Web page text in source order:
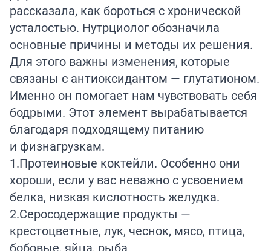
рассказала, как бороться с хронической
усталостью. Нутрциолог обозначила
основные причины и методы их решения.
Для этого важны изменения, которые
связаны с антиоксидантом — глутатионом.
Именно он помогает нам чувствовать себя
бодрыми. Этот элемент вырабатывается
благодаря подходящему питанию
и физнагрузкам.
1.Протеиновые коктейли. Особенно они
хороши, если у вас неважно с усвоением
белка, низкая кислотность желудка.
2.Серосодержащие продукты —
крестоцветные, лук, чеснок, мясо, птица,
бобовые, яйца, рыба.